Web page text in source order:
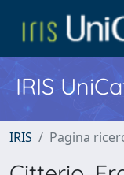
IRIS
IRIS Pagina